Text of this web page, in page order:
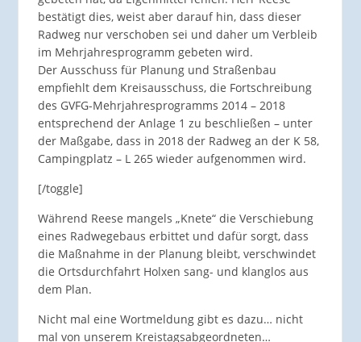
bestätigt dies, weist aber darauf hin, dass dieser
Radweg nur verschoben sei und daher um Verbleib
im Mehrjahresprogramm gebeten wird.
Der Ausschuss für Planung und Straßenbau
empfiehlt dem Kreisausschuss, die Fortschreibung
des GVFG-Mehrjahresprogramms 2014 – 2018
entsprechend der Anlage 1 zu beschließen – unter
der Maßgabe, dass in 2018 der Radweg an der K 58,
Campingplatz – L 265 wieder aufgenommen wird.
[/toggle]
Während Reese mangels „Knete“ die Verschiebung
eines Radwegebaus erbittet und dafür sorgt, dass
die Maßnahme in der Planung bleibt, verschwindet
die Ortsdurchfahrt Holxen sang- und klanglos aus
dem Plan.
Nicht mal eine Wortmeldung gibt es dazu… nicht
mal von unserem Kreistagsabgeordneten…